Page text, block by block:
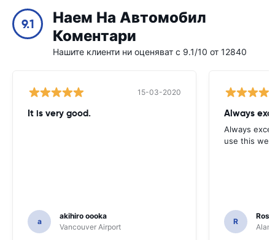
9.1
Наем На Автомобил
Коментари
Нашите клиенти ни оценяват с 9.1/10 от 12840
15-03-2020
It is very good.
a
akihiro oooka
Vancouver Airport
Always
Always
use this
R